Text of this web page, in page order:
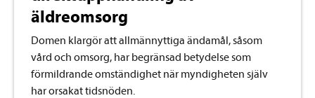
äldreomsorg
Domen klargör att allmännyttiga ändamål, såsom
vård och omsorg, har begränsad betydelse som
förmildrande omständighet när myndigheten själv
har orsakat tidsnöden.